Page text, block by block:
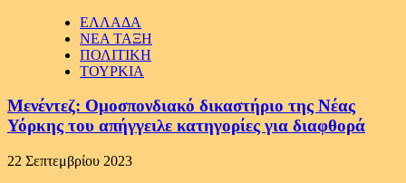
ΕΛΛΑΔΑ
ΝΕΑ ΤΑΞΗ
ΠΟΛΙΤΙΚΗ
ΤΟΥΡΚΙΑ
Μενέντεζ: Ομοσπονδιακό δικαστήριο της Νέας
Υόρκης του απήγγειλε κατηγορίες για διαφθορά
22 Σεπτεμβρίου 2023